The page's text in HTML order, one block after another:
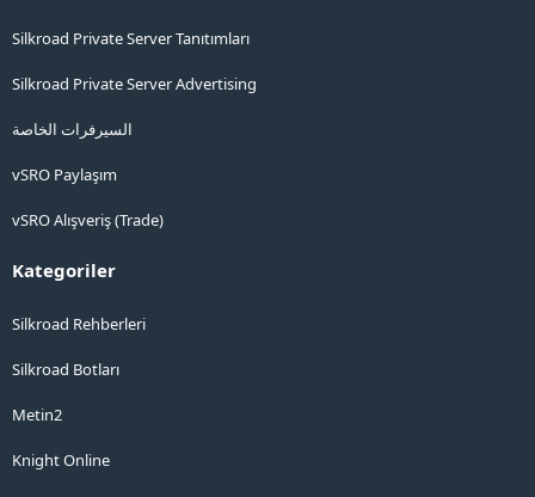
Silkroad Private Server Tanıtımları
Silkroad Private Server Advertising
السيرفرات الخاصة
vSRO Paylaşım
vSRO Alışveriş (Trade)
Kategoriler
Silkroad Rehberleri
Silkroad Botları
Metin2
Knight Online